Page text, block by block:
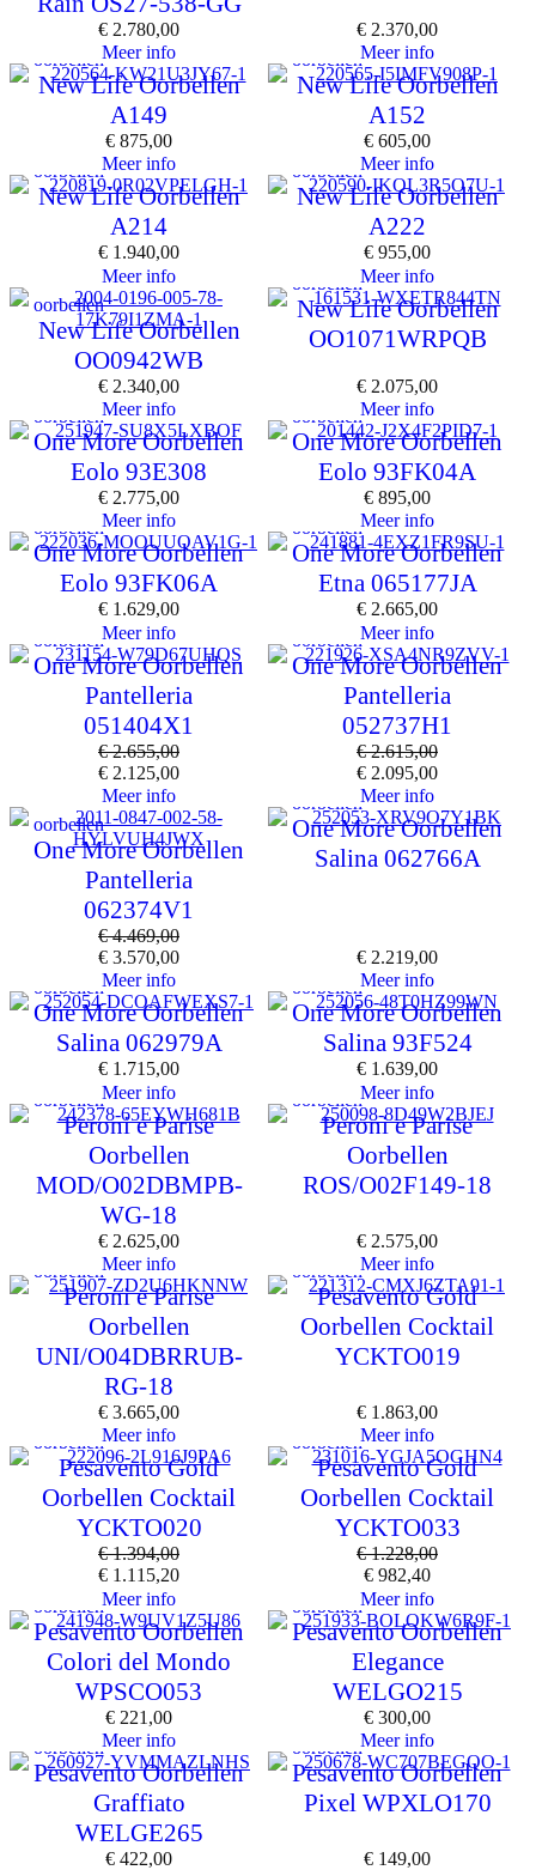
€ 2.780,00
Meer info
€ 2.370,00
Meer info
oorbellen
New Life Oorbellen
A149
€ 875,00
Meer info
oorbellen
New Life Oorbellen
A152
€ 605,00
Meer info
oorbellen
New Life Oorbellen
A214
€ 1.940,00
Meer info
oorbellen
New Life Oorbellen
A222
€ 955,00
Meer info
oorbellen
New Life Oorbellen
OO0942WB
€ 2.340,00
Meer info
oorbellen
New Life Oorbellen
OO1071WRPQB
€ 2.075,00
Meer info
oorbellen
One More Oorbellen
Eolo 93E308
€ 2.775,00
Meer info
oorbellen
One More Oorbellen
Eolo 93FK04A
€ 895,00
Meer info
oorbellen
One More Oorbellen
Eolo 93FK06A
€ 1.629,00
Meer info
oorbellen
One More Oorbellen
Etna 065177JA
€ 2.665,00
Meer info
oorbellen
One More Oorbellen
Pantelleria
051404X1
€2.655,00
€ 2.125,00
Meer info
oorbellen
One More Oorbellen
Pantelleria
052737H1
€2.615,00
€ 2.095,00
Meer info
oorbellen
One More Oorbellen
Pantelleria
062374V1
€4.469,00
€ 3.570,00
Meer info
oorbellen
One More Oorbellen
Salina 062766A
€ 2.219,00
Meer info
oorbellen
One More Oorbellen
Salina 062979A
€ 1.715,00
Meer info
oorbellen
One More Oorbellen
Salina 93F524
€ 1.639,00
Meer info
oorbellen
Peroni e Parise
Oorbellen
MOD/O02DBMPB-
WG-18
€ 2.625,00
Meer info
oorbellen
Peroni e Parise
Oorbellen
ROS/O02F149-18
€ 2.575,00
Meer info
oorbellen
Peroni e Parise
Oorbellen
UNI/O04DBRRUB-
RG-18
€ 3.665,00
Meer info
oorbellen
Pesavento Gold
Oorbellen Cocktail
YCKTO019
€ 1.863,00
Meer info
oorbellen
Pesavento Gold
Oorbellen Cocktail
YCKTO020
€1.394,00
€ 1.115,20
Meer info
oorbellen
Pesavento Gold
Oorbellen Cocktail
YCKTO033
€1.228,00
€ 982,40
Meer info
oorbellen
Pesavento Oorbellen
Colori del Mondo
WPSCO053
€ 221,00
Meer info
oorbellen
Pesavento Oorbellen
Elegance
WELGO215
€ 300,00
Meer info
oorbellen
Pesavento Oorbellen
Graffiato
WELGE265
€ 422,00
oorbellen
Pesavento Oorbellen
Pixel WPXLO170
€ 149,00